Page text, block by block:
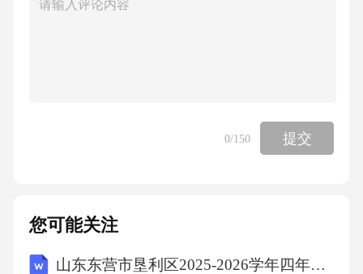
0/150 提交
您可能关注
山东东营市垦利区2025-2026学年四年级下学期期末语文试题（文字版含答案）